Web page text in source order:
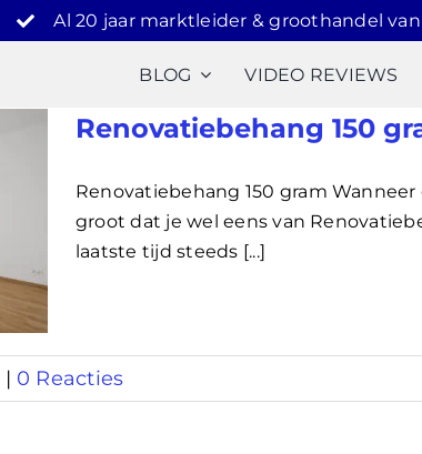
Al 20 jaar marktleider & groothandel
BLOG VIDEO REVIEWS
Renovatiebehang 150
Renovatiebehang 150 gram
groot dat je wel eens van
laatste tijd steeds [...]
| 0 Reacties